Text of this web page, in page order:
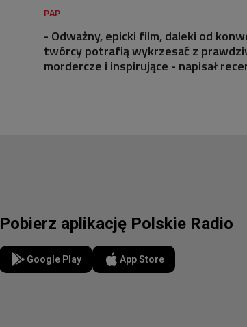
- Odważny, epicki film, daleki od
twórcy potrafią wykrzesać z
mordercze i inspirujące - napisał
Pobierz aplikację Polskie Radio
Google Play App Store